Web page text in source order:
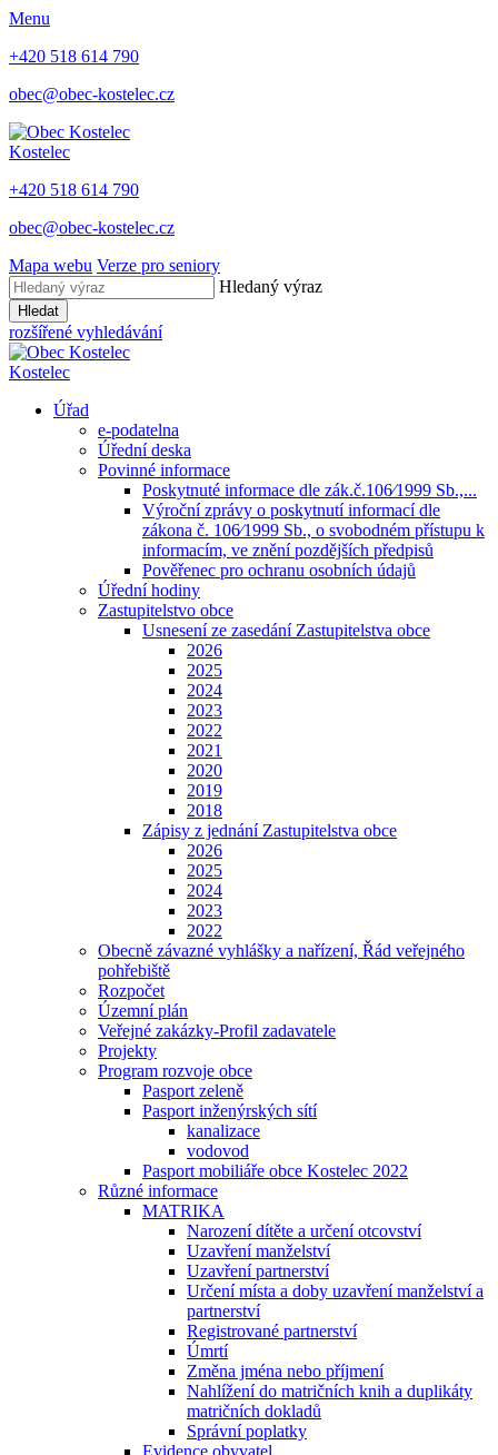
Menu
+420 518 614 790
obec@obec-kostelec.cz
Kostelec
+420 518 614 790
obec@obec-kostelec.cz
Mapa webu Verze pro seniory
Hledaný výraz
Hledat
rozšířené vyhledávání
Kostelec
Úřad
e-podatelna
Úřední deska
Povinné informace
Poskytnuté informace dle zák.č.106⁄1999 Sb.,...
Výroční zprávy o poskytnutí informací dle
zákona č. 106⁄1999 Sb., o svobodném přístupu k
informacím, ve znění pozdějších předpisů
Pověřenec pro ochranu osobních údajů
Úřední hodiny
Zastupitelstvo obce
Usnesení ze zasedání Zastupitelstva obce
2026
2025
2024
2023
2022
2021
2020
2019
2018
Zápisy z jednání Zastupitelstva obce
2026
2025
2024
2023
2022
Obecně závazné vyhlášky a nařízení, Řád veřejného
pohřebiště
Rozpočet
Územní plán
Veřejné zakázky-Profil zadavatele
Projekty
Program rozvoje obce
Pasport zeleně
Pasport inženýrských sítí
kanalizace
vodovod
Pasport mobiliáře obce Kostelec 2022
Různé informace
MATRIKA
Narození dítěte a určení otcovství
Uzavření manželství
Uzavření partnerství
Určení místa a doby uzavření manželství a
partnerství
Registrované partnerství
Úmrtí
Změna jména nebo příjmení
Nahlížení do matričních knih a duplikáty
matričních dokladů
Správní poplatky
Evidence obyvatel